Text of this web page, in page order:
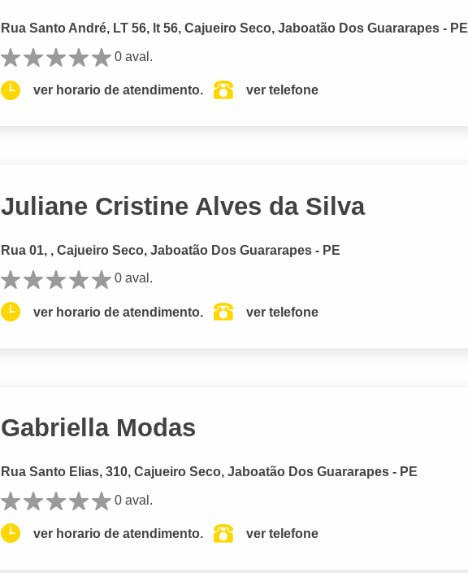
Rua Santo André, LT 56, lt 56, Cajueiro Seco, Jaboatão Dos Guararapes - PE
0 aval.
ver horario de atendimento. ver telefone
Juliane Cristine Alves da Silva
Rua 01, , Cajueiro Seco, Jaboatão Dos Guararapes - PE
0 aval.
ver horario de atendimento. ver telefone
Gabriella Modas
Rua Santo Elias, 310, Cajueiro Seco, Jaboatão Dos Guararapes - PE
0 aval.
ver horario de atendimento. ver telefone